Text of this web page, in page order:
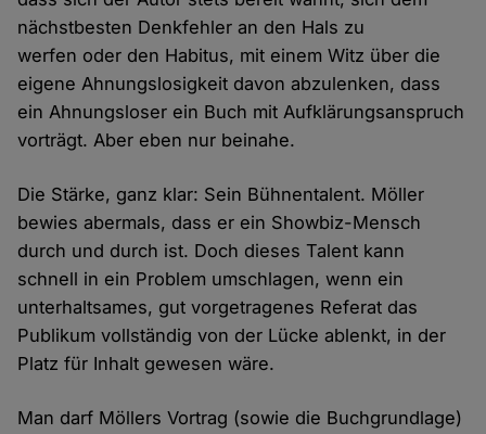
nächstbesten Denkfehler an den Hals zu
werfen oder den Habitus, mit einem Witz über die
eigene Ahnungslosigkeit davon abzulenken, dass
ein Ahnungsloser ein Buch mit Aufklärungsanspruch
vorträgt. Aber eben nur beinahe.
Die Stärke, ganz klar: Sein Bühnentalent. Möller
bewies abermals, dass er ein Showbiz-Mensch
durch und durch ist. Doch dieses Talent kann
schnell in ein Problem umschlagen, wenn ein
unterhaltsames, gut vorgetragenes Referat das
Publikum vollständig von der Lücke ablenkt, in der
Platz für Inhalt gewesen wäre.
Man darf Möllers Vortrag (sowie die Buchgrundlage)